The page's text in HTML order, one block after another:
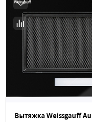
Вытяжка Weissgauff